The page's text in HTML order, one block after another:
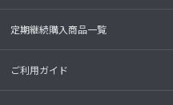
定期継続購入商品一覧
ご利用ガイド